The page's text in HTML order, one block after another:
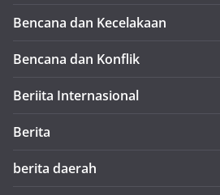
Bencana dan Kecelakaan
Bencana dan Konflik
Beriita Internasional
Berita
berita daerah